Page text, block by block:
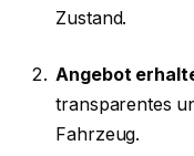
Zustand.
Angebot
transparentes
Fahrzeug.